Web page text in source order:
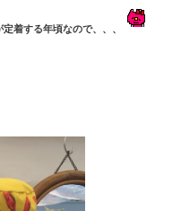
着する年頃なので、、、